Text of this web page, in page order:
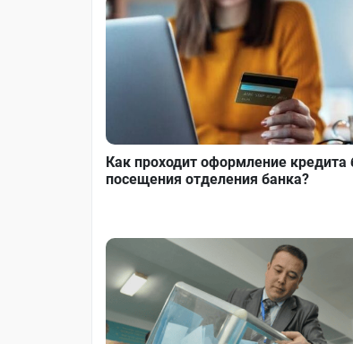
Как проходит оформление кредита
посещения отделения банка?